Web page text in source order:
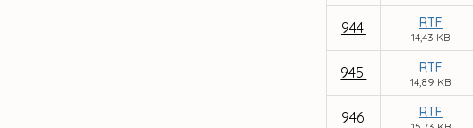
944. RTF
14,43 KB
945. RTF
14,89 KB
946. RTF